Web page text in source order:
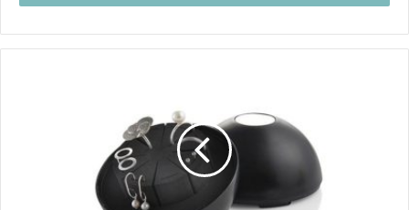
nemmere for kriminelle at krydse grænserne, og dels
synes jeg ikke om, at beslutninger skal træffes centralt i et
skulle have et sådan samarbejde, uden at det er
nødvendigt, vi har fælles traktater, fælles valuta med
videre. Ikke to lande er ens, og derfor skal det også være
op til det enkelte land at træffe sine politiske beslutninger.